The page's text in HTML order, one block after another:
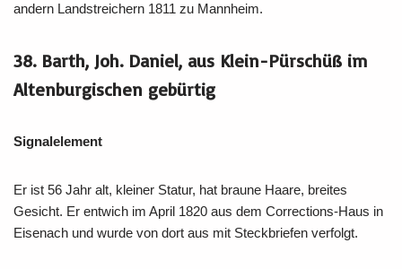
andern Landstreichern 1811 zu Mannheim.
38. Barth, Joh. Daniel, aus Klein-Pürschüß im
Altenburgischen gebürtig
Signalelement
Er ist 56 Jahr alt, kleiner Statur, hat braune Haare, breites
Gesicht. Er entwich im April 1820 aus dem Corrections-Haus in
Eisenach und wurde von dort aus mit Steckbriefen verfolgt.